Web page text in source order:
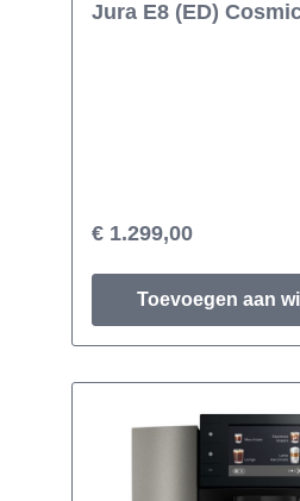
Jura E8 (ED)
€ 1.299,00
Toevoegen aan